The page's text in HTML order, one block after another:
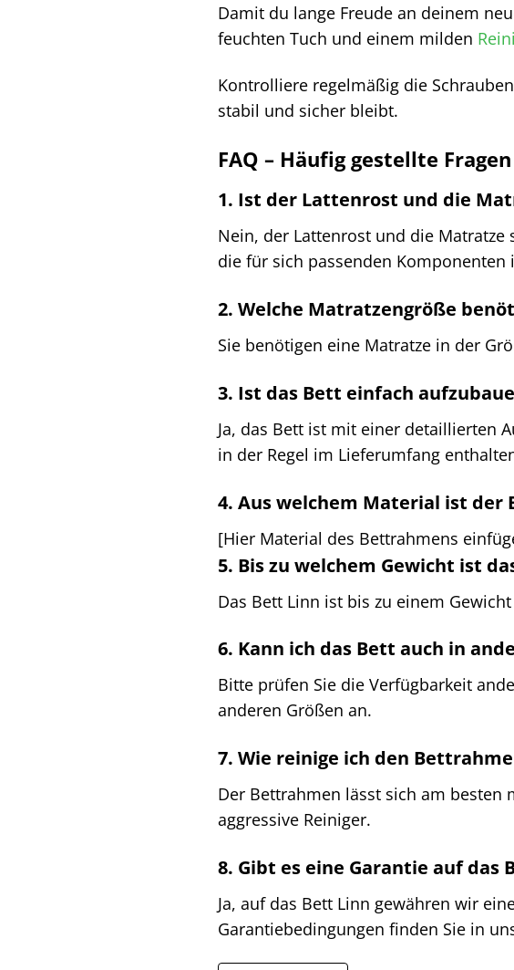
Damit du lange Freude an deinem
feuchten Tuch und einem milden
Kontrolliere regelmäßig die
stabil und sicher bleibt.
FAQ – Häufig gestellte
1. Ist der Lattenrost und die
Nein, der Lattenrost und die
die für sich passenden
2. Welche Matratzengröße
Sie benötigen eine Matratze in der
3. Ist das Bett einfach
Ja, das Bett ist mit einer detaillierten
in der Regel im Lieferumfang
4. Aus welchem Material ist
[Hier Material des Bettrahmens
5. Bis zu welchem Gewicht ist
Das Bett Linn ist bis zu einem
6. Kann ich das Bett auch in
Bitte prüfen Sie die Verfügbarkeit
anderen Größen an.
7. Wie reinige ich den
Der Bettrahmen lässt sich am
aggressive Reiniger.
8. Gibt es eine Garantie auf das
Ja, auf das Bett Linn gewähren wir
Garantiebedingungen finden Sie in